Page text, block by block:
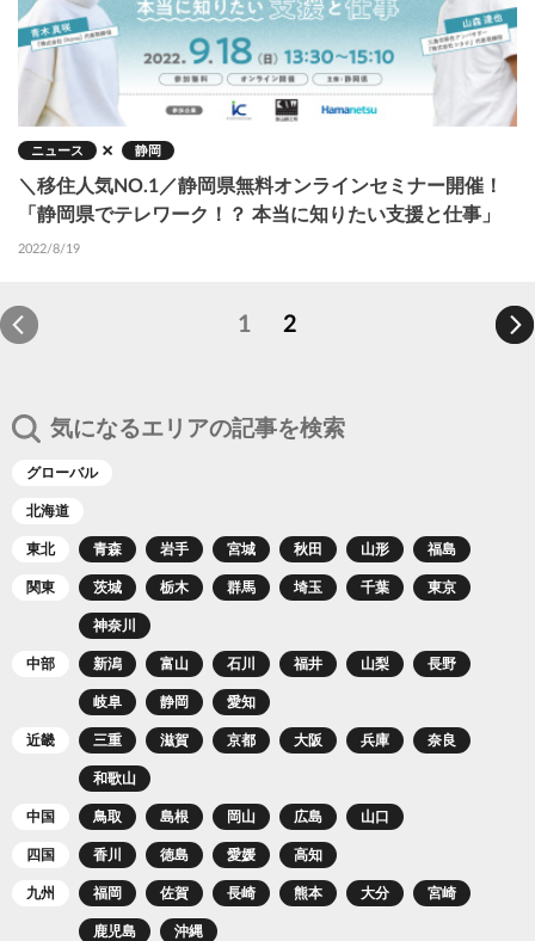
ニュース 静岡
＼移住人気NO.1／静岡県無料オンラインセミナー開催！
「静岡県でテレワーク！？ 本当に知りたい支援と仕事」
2022/8/19
ペ
ー
り
カ
ペ
ー
1
P
2
気になるエリアの記事を検索
グローバル
北海道
東北 青森 岩手 宮城 秋田 山形 福島
関東 茨城 栃木 群馬 埼玉 千葉 東京
神奈川
中部 新潟 富山 石川 福井 山梨 長野
岐阜 静岡 愛知
近畿 三重 滋賀 京都 大阪 兵庫 奈良
和歌山
中国 鳥取 島根 岡山 広島 山口
四国 香川 徳島 愛媛 高知
九州 福岡 佐賀 長崎 熊本 大分 宮崎
鹿児島 沖縄